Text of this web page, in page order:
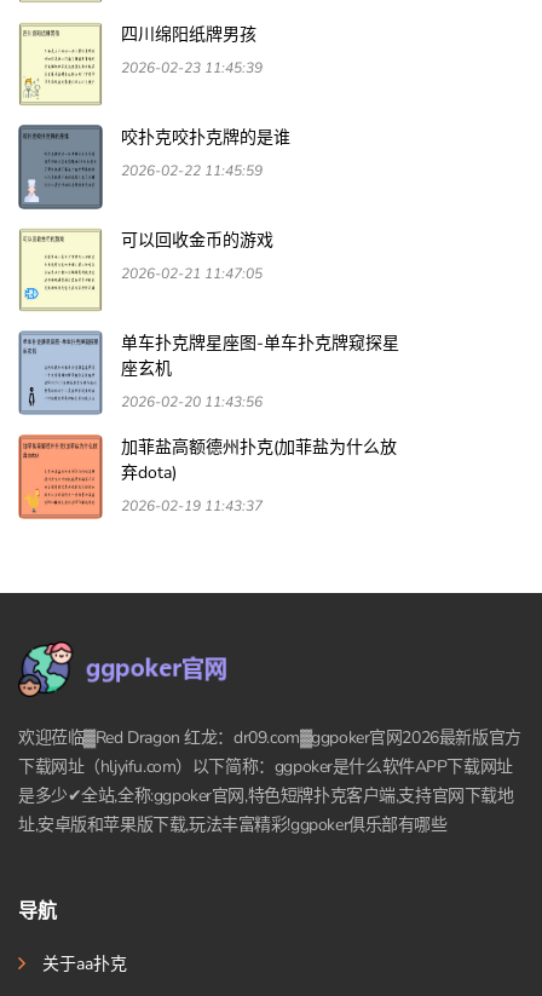
四川绵阳纸牌男孩
2026-02-23 11:45:39
咬扑克咬扑克牌的是谁
2026-02-22 11:45:59
可以回收金币的游戏
2026-02-21 11:47:05
单车扑克牌星座图-单车扑克牌窥探星
座玄机
2026-02-20 11:43:56
加菲盐高额德州扑克(加菲盐为什么放
弃dota)
2026-02-19 11:43:37
欢迎莅临▓Red Dragon 红龙：dr09.com▓ggpoker官网2026最新版官方
下载网址（hljyifu.com）以下简称：ggpoker是什么软件APP下载网址
是多少✔全站,全称:ggpoker官网,特色短牌扑克客户端,支持官网下载地
址,安卓版和苹果版下载,玩法丰富精彩!ggpoker俱乐部有哪些
导航
关于aa扑克